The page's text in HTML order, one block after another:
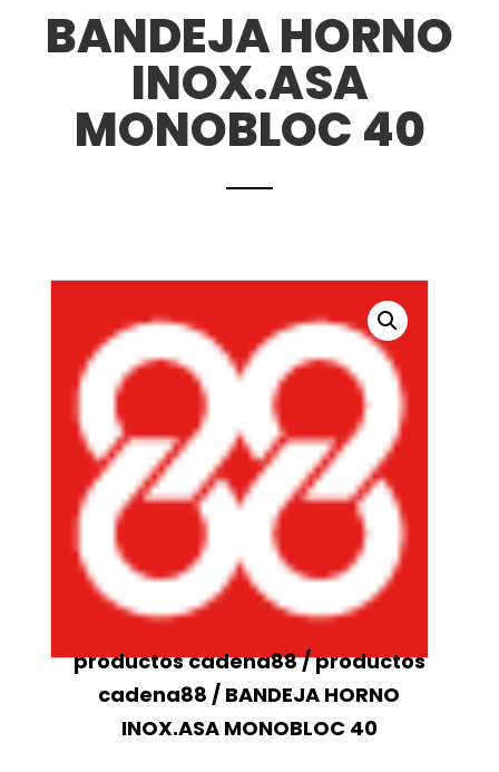
BANDEJA HORNO
INOX.ASA
MONOBLOC 40
productos cadena88/productos
cadena88 / BANDEJA HORNO
INOX.ASA MONOBLOC 40